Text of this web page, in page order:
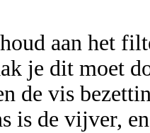
aan het
je dit moet
de vis
is de vijver,